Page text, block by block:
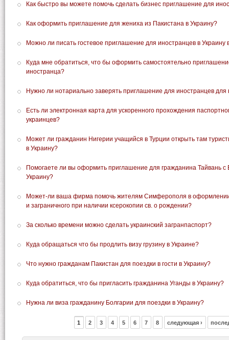
Как быстро вы можете помочь сделать бизнес приглашение для
Как оформить приглашение для жениха из Пакистана в Украину?
Можно ли писать гостевое приглашение для иностранцев в
Куда мне обратиться, что бы оформить самостоятельно
иностранца?
Нужно ли нотариально заверять приглашение для иностранцев для
Есть ли электронная карта для ускоренного прохождения
украинцев?
Может ли гражданин Нигерии учащийся в Турции открыть там
в Украину?
Помогаете ли вы оформить приглашение для гражданина Тайвань
Украину?
Может-ли ваша фирма помочь жителям Симферополя в оформлении
и заграничного при наличии ксерокопии св. о рождении?
За сколько времени можно сделать украинский загранпаспорт?
Куда обращаться что бы продлить визу грузину в Украине?
Что нужно гражданам Пакистан для поездки в гости в Украину?
Куда обратиться, что бы пригласить гражданина Уганды в Украину?
Нужна ли виза гражданину Болгарии для поездки в Украину?
1 2 3 4 5 6 7 8 следующая ›